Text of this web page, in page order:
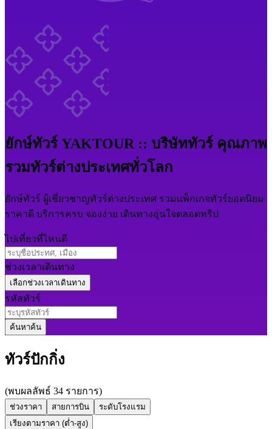
ยักษ์ทัวร์ YAKTOUR :: บริษัททัวร์ คุณภาพ
รวมทัวร์ต่างประเทศทั่วโลก
ยักษ์ทัวร์ ผู้เชี่ยวชาญทัวร์ต่างประเทศ รวมแพ็กเกจทัวร์ยอดนิยม
ราคาดี บริการครบ จองง่าย เดินทางอุ่นใจตลอดทริป
ไปเที่ยวที่ไหนดี
ช่วงเวลาเดินทาง
รหัสทัวร์
ค้นหาค้น
ทัวร์ปักกิ่ง
(พบผลลัพธ์ 34 รายการ)
ช่วงราคา สายการบิน
ระดับโรงแรม
เรียงตามราคา (ต่ำ-สูง)